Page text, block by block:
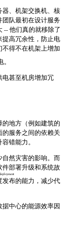
、机架交换机、核
队最初在设计服务
-- 他们真的就移除了
高冗余性，防止电
得不在机架上增加
甚至机房增加冗
地方（例如建筑的
服务之间的依赖关
错能力。
然灾害的影响。而
部署升级和系统故
发布的能力，减少代
中心的能源效率因